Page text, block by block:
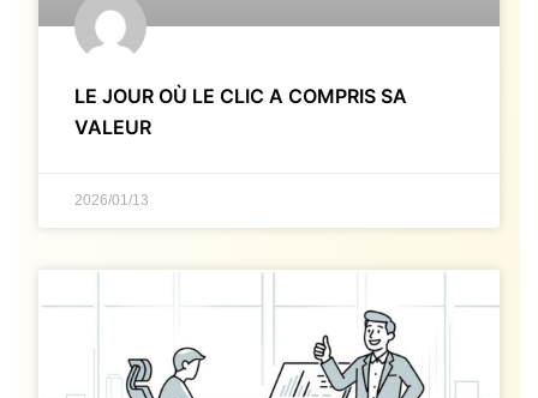
LE JOUR OÙ LE CLIC A COMPRIS SA
VALEUR
2026/01/13